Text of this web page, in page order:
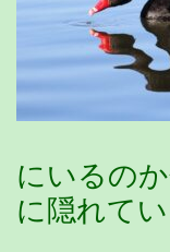
にいるの
に隠れて